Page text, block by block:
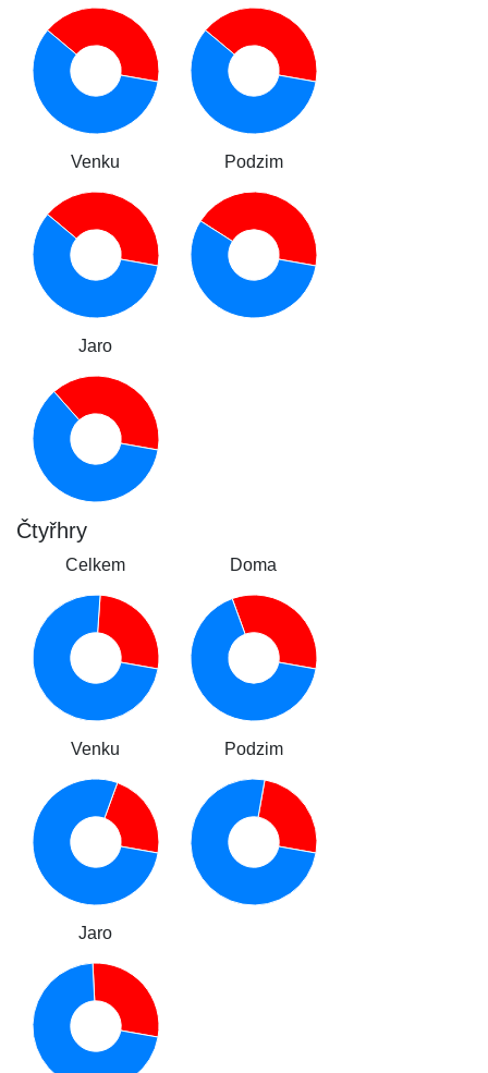
Venku Podzim
Jaro
Čtyřhry
Celkem Doma
Venku Podzim
Jaro